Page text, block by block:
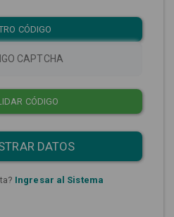
CÓDIGO
CÓDIGO
DATOS
Ingresar al Sistema